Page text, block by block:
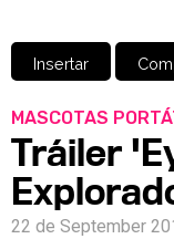
Insertar
MASCOTAS
Tráiler
22 de September